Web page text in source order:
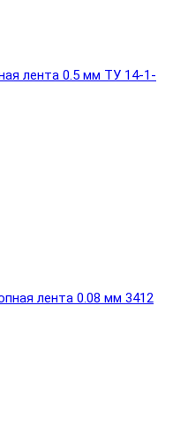
лента 0.5 мм ТУ 14-1-
лента 0.08 мм 3412